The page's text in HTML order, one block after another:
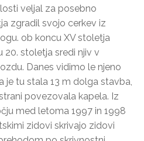
veljal za posebno
zgradil svojo cerkev iz
ob koncu XV stoletja
20. stoletja sredi njiv v
Danes vidimo le njeno
je tu stala 13 m dolga stavba,
povezovala kapela. Iz
med letoma 1997 in 1998
zidovi skrivajo zidovi